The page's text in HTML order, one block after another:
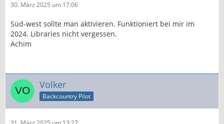
30. März 2025 um 17:06
Süd-west sollte man aktivieren. Funktioniert bei mir im
2024. Libraries nicht vergessen.
Achim
Volker
Backcountry Pilot